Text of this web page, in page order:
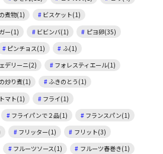
煮物(1)
ビスケット(1)
ー(1) ビビンバ(1)
ピヨ卵(35)
ピンチョス(1)
ふ(1)
デリーニ(2)
フォレスティエール(1)
炒り煮(1)
ふきのとう(1)
マト(1)
フライ(1)
フライパンで２品(1)
フランスパン(1)
フリッター(1)
フリット(3)
フルーツソース(1)
フルーツ春巻き(1)